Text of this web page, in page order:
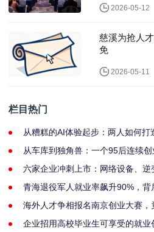
2026-05-12
慈溪为抢人
免
2026-05-11
栏目热门
从糟糕的AI体验起步：两人如何打
从车库到独角兽：一个95后连续
六家企业冲刺上市：网络设备、逆
青海退役军人就业率飙升90%，背
海外人才争相报名南京创业大赛，
企业招用高校毕业生可享受的就业